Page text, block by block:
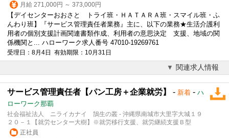
月給 271,000円 ～ 373,000円
【デイセンターおおさと トライ班・ＨＡＴＡＲＡ班・スマイル班・ふ
んわり班】『サービス管理責任者業務』主に、以下の業務★生活介護利
用者の個別支援計画関連書類作成、利用者の意思決定 支援、地域の関
係機関と... ハローワーク求人番号 47010-19269761
受理日：8月4日 有効期限：10月31日
関連求人情報
サービス管理責任者【パン工房＋企業就労】 - 新着 - ハ
ローワーク那覇
社会福祉法人 ニライカナイ 鵠生の叢 - 沖縄県南城市大里字大城１９
２０－１【就労センター大樹】※就労移行支援、就労継続支援Ｂ型
正社員